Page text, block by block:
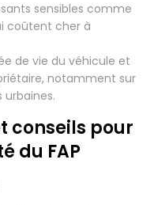
sensibles comme
coûtent cher à
de vie du véhicule et
notamment sur
urbaines.
conseils pour
du FAP